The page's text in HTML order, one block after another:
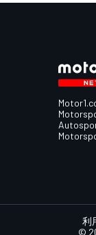
©
利